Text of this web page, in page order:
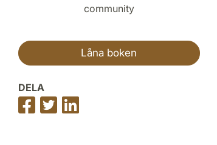
Låna boken
DELA
Dela
på
Dela
på
på